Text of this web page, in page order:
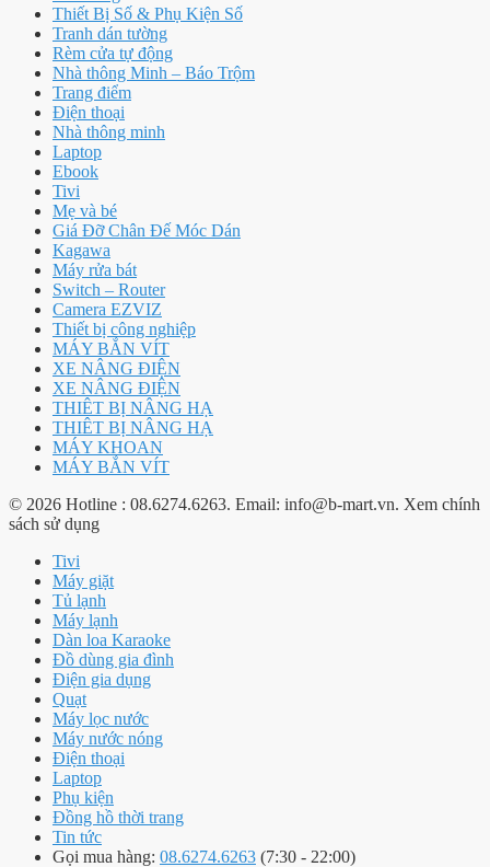
Thiết Bị Số & Phụ Kiện Số
Tranh dán tường
Rèm cửa tự động
Nhà thông Minh – Báo Trộm
Trang điểm
Điện thoại
Nhà thông minh
Laptop
Ebook
Tivi
Mẹ và bé
Giá Đỡ Chân Đế Móc Dán
Kagawa
Máy rửa bát
Switch – Router
Camera EZVIZ
Thiết bị công nghiệp
MÁY BẮN VÍT
XE NÂNG ĐIỆN
XE NÂNG ĐIỆN
THIÊT BỊ NÂNG HẠ
THIÊT BỊ NÂNG HẠ
MÁY KHOAN
MÁY BẮN VÍT
© 2026 Hotline : 08.6274.6263. Email: info@b-mart.vn. Xem chính
sách sử dụng
Tivi
Máy giặt
Tủ lạnh
Máy lạnh
Dàn loa Karaoke
Đồ dùng gia đình
Điện gia dụng
Quạt
Máy lọc nước
Máy nước nóng
Điện thoại
Laptop
Phụ kiện
Đồng hồ thời trang
Tin tức
Gọi mua hàng: 08.6274.6263 (7:30 - 22:00)